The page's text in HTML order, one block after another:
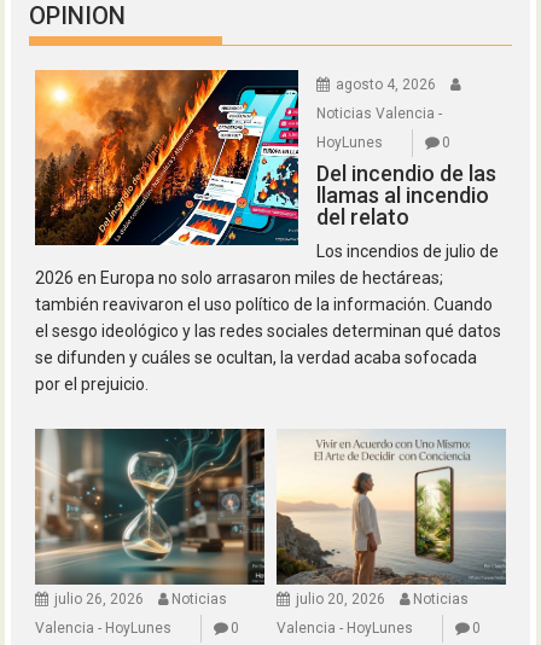
OPINION
agosto 4, 2026
Noticias Valencia -
HoyLunes
0
Del incendio de las
llamas al incendio
del relato
Los incendios de julio de
2026 en Europa no solo arrasaron miles de hectáreas;
también reavivaron el uso político de la información. Cuando
el sesgo ideológico y las redes sociales determinan qué datos
se difunden y cuáles se ocultan, la verdad acaba sofocada
por el prejuicio.
julio 26, 2026
Noticias
Valencia - HoyLunes
0
julio 20, 2026
Noticias
Valencia - HoyLunes
0